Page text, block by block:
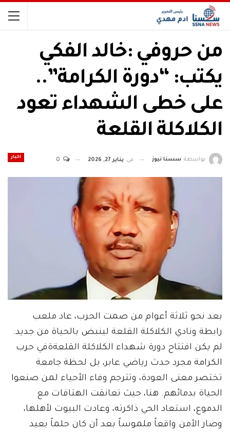
من حروفي :خالد الفكي
يكتب: “دورة الكرامة”..
على خطى الشهداء تعود
الكلاكلة القلعة
اخبار بواسطة سسنا نيوز في يناير 27, 2026
بعد نحو ثلاثة أعوام من صمت الحرب، عاد ملعب
رابطة ونادي الكلاكلة القلعة لينبض بالحياة من جديد.
لم يكن افتتاح دورة شهداء الكلاكلة القلعةةفي حرب
الكرامة مجرد حدث رياضي عابر، بل لحظة جامعة
تختصر معنى العودة، وتترجم وفاء الأحياء لمن صنعوا
الحياة بدمائهم. هنا، حيث تعانقت الهتافات مع
الدموع، استعاد الحي ذاكرته، وعادت البيوت لأهلها،
وصار الأمن واقعاً ملموساً بعد أن كان حلماً بعيد